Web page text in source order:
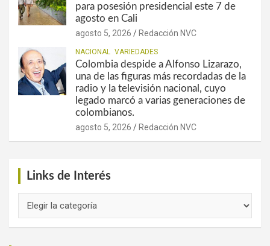
para posesión presidencial este 7 de
agosto en Cali
agosto 5, 2026 Redacción NVC
NACIONAL VARIEDADES
Colombia despide a Alfonso Lizarazo,
una de las figuras más recordadas de la
radio y la televisión nacional, cuyo
legado marcó a varias generaciones de
colombianos.
agosto 5, 2026 Redacción NVC
Links de Interés